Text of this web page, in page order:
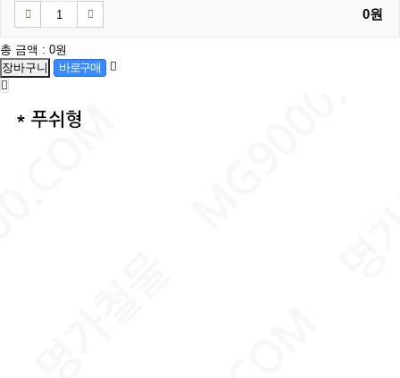
0원
총 금액 : 0원